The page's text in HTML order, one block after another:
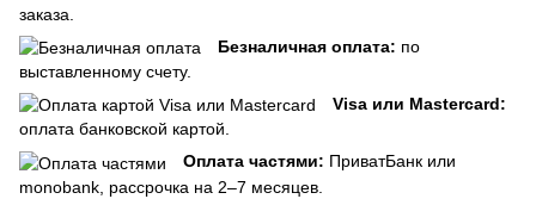
заказа.
Безналичная оплата: по
выставленному счету.
Visa или Mastercard:
оплата банковской картой.
Оплата частями: ПриватБанк или
monobank, рассрочка на 2–7 месяцев.